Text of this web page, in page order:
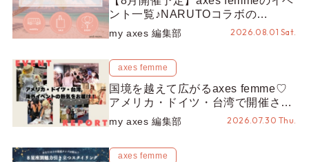
ント一覧♪NARUTOコラボの
REZEN POPUPから、プチYour
Stage.、ティーパーティまで！8月
my axes 編集部 2026.08.01 Sat.
axes femme
国境を越えて広がるaxes femme♡
アメリカ・ドイツ・台湾で開催され
たイベントをお届け！美沙子さんか
らのコメントも♬【海外イベントレ
my axes 編集部 2026.07.30 Thu.
axes femme